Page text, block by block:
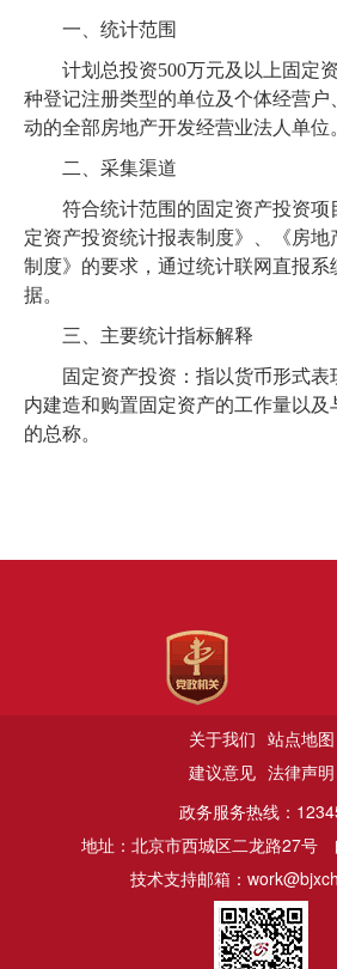
一、统计范围
计划总投资500万元及以上固定
种登记注册类型的单位及个体经营户
动的全部房地产开发经营业法人单位
二、采集渠道
符合统计范围的固定资产投资项
定资产投资统计报表制度》、《房地
制度》的要求，通过统计联网直报系
据。
三、主要统计指标解释
固定资产投资：指以货币形式表
内建造和购置固定资产的工作量以及
的总称。
关于我们 站点地图
建议意见 法律声明
政务服务热线：
地址：北京市西城区二龙路27号
技术支持邮箱：